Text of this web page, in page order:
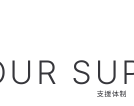
支援体制